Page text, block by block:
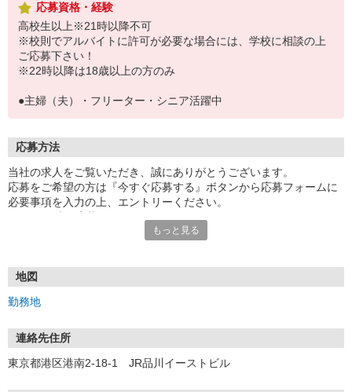
応募資格・経験
高校生以上※21時以降不可
※校則でアルバイトに許可が必要な場合には、学校に相談の上
ご応募下さい！
※22時以降は18歳以上の方のみ
●主婦（夫）・フリーター・シニア活躍中
応募方法
当社の求人をご覧いただき、誠にありがとうございます。
応募をご希望の方は『今すぐ応募する』ボタンから応募フォームに
必要事項を入力の上、エントリーください。
号」など
もっと見る
地図
勤務地
連絡先住所
東京都港区港南2-18-1 JR品川イーストビル